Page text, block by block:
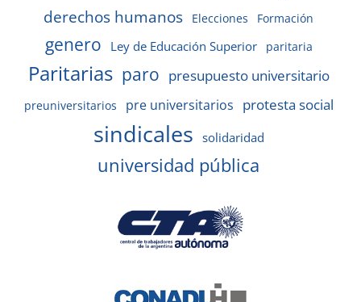
derechos humanos Elecciones Formación
genero Ley de Educación Superior paritaria
Paritarias paro presupuesto universitario
preuniversitarios pre universitarios protesta social
sindicales solidaridad
universidad pública